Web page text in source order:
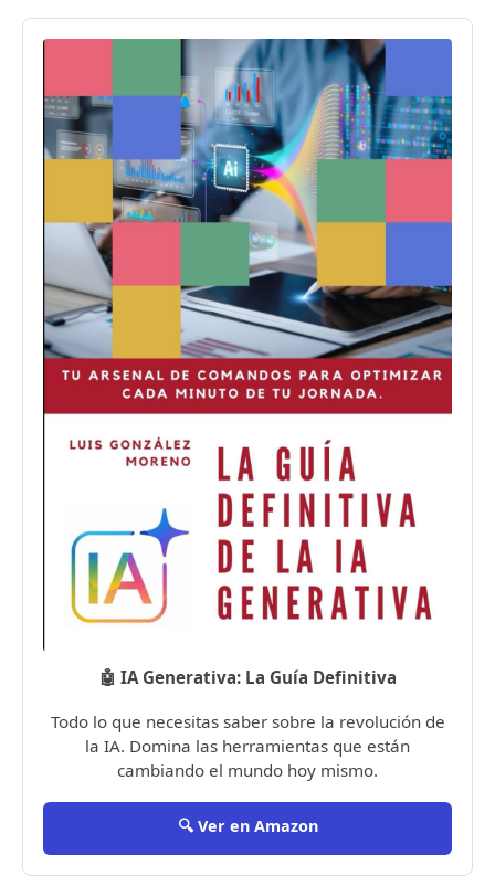
🤖 IA Generativa: La Guía Definitiva
Todo lo que necesitas saber sobre la revolución de
la IA. Domina las herramientas que están
cambiando el mundo hoy mismo.
🔍 Ver en Amazon